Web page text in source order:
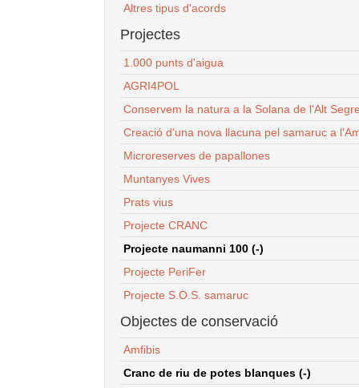
Altres tipus d'acords
Projectes
1.000 punts d'aigua
AGRI4POL
Conservem la natura a la Solana de l'Alt
Creació d'una nova llacuna pel samaruc a
Microreserves de papallones
Muntanyes Vives
Prats vius
Projecte CRANC
Projecte naumanni 100 (-)
Projecte PeriFer
Projecte S.O.S. samaruc
Objectes de conservació
Amfibis
Cranc de riu de potes blanques (-)